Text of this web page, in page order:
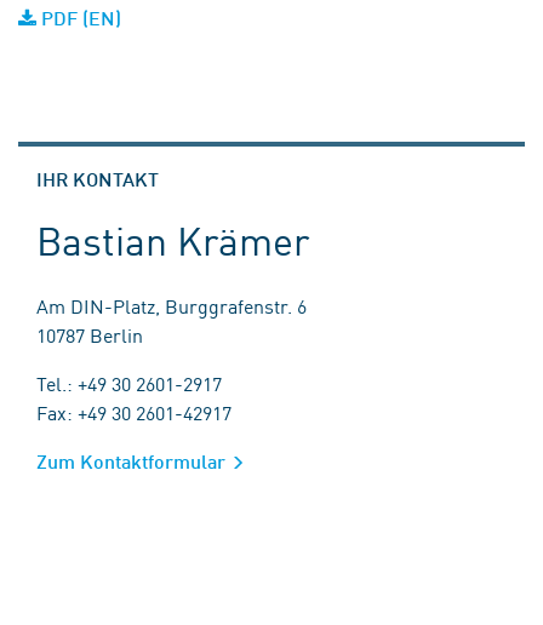
PDF (EN)
IHR KONTAKT
Bastian Krämer
Am DIN-Platz, Burggrafenstr. 6
10787 Berlin
Tel.: +49 30 2601-2917
Fax: +49 30 2601-42917
Zum Kontaktformular